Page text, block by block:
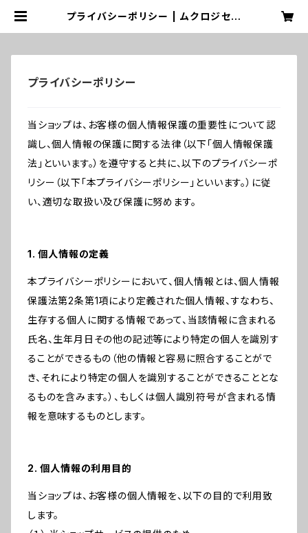
プライバシーポリシー | ムクロジセイ
プライバシーポリシー
当ショップは、お客様の個人情報保護の重要性について認
識し、個人情報の保護に関する法律（以下「個人情報保護
法」といいます。）を遵守すると共に、以下のプライバシーポ
リシー（以下「本プライバシーポリシー」といいます。）に従
い、適切な取扱い及び保護に努めます。
1. 個人情報の定義
本プライバシーポリシーにおいて、個人情報とは、個人情報
保護法第2条第1項により定義された個人情報、すなわち、
生存する個人に関する情報であって、当該情報に含まれる
氏名、生年月日その他の記述等により特定の個人を識別す
ることができるもの（他の情報と容易に照合することがで
き、それにより特定の個人を識別することができることとな
るものを含みます。）、もしくは個人識別符号が含まれる情
報を意味するものとします。
2. 個人情報の利用目的
当ショップは、お客様の個人情報を、以下の目的で利用致
します。